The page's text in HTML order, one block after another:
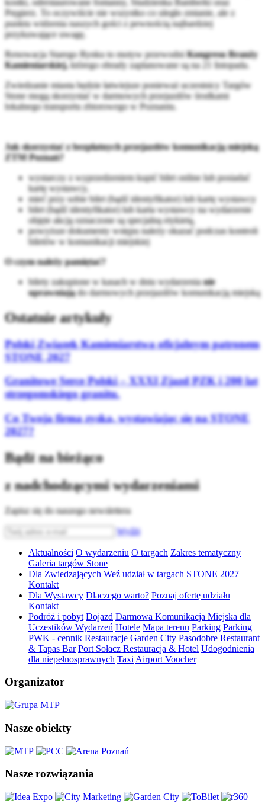
Pręgierz. To oczywiście nie wszystko co uległo zmianie, ale z
punktu widzenia naszych gości z pewnością najbardziej
przykuwające uwagę.
Renowacja Starego Rynku to motyw przewodniKongresu Branży
Kamieniarskiej,którego obrady zaplanowane są na 21 listopada.
Zwiedzanie miasta będzie łatwiejsze ponieważ uczestnicy Targów
Stone mogą skorzystać w darmowych przejazdów środkami
lokalnego transportu zbiorowego w Poznaniu.
Jak skorzystać z bezpłatnych przejazdów komunikacją miejską
ZTM Poznań?
wystarczy z wyprzedzeniem kupić bilet online lub posiadać
kartę wystawcy,
mieć przy sobie bilet (bądź identyfikator) lub kartę wystawcy
bilet (bądź identyfikator) lub karta wystawcy na wydarzenie
objęte akcją oznaczone są specjalną etykietą,
powyższe dokumenty wstępu należy okazać podczas kontroli
biletów w komunikacji miejskiej
O czym należy pamiętać?
bilety zakupione w kasach w dniu wydarzenianie
uprawniajądo darmowych przejazdów komunikacją miejską
Ostatnie artykuły
Polski Związek Kamieniarstwa oficjalnym patronem
STONE 2027
Granitowe Serce Polski – XXXI Zjazd PZK i 200 lat
strzegomskiego granitu.
Co Twoja firma zyska, wystawiając się na STONE
2027?
Bądź na bieżąco
z nadchodzącymi wydarzeniami
Zapisz się do naszego newslettera
Wyślij
Aktualności O wydarzeniu O targach Zakres tematyczny
Galeria targów Stone
Dla Zwiedzających Weź udział w targach STONE 2027
Kontakt
Dla Wystawcy Dlaczego warto? Poznaj ofertę udziału
Kontakt
Podróż i pobyt Dojazd Darmowa Komunikacja Miejska dla
Uczestików Wydarzeń Hotele Mapa terenu Parking Parking
PWK - cennik Restauracje Garden City Pasodobre Restaurant
& Tapas Bar Port Sołacz Restauracja & Hotel Udogodnienia
dla niepełnosprawnych Taxi Airport Voucher
Organizator
Nasze obiekty
Nasze rozwiązania